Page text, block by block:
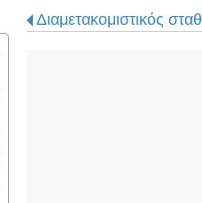
Διαμετακομιστικός